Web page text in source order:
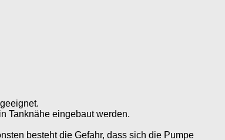
Tanknähe eingebaut werden.
besteht die Gefahr, dass sich die Pumpe